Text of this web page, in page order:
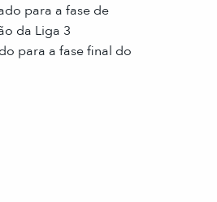
para a fase de
da Liga 3
para a fase final do